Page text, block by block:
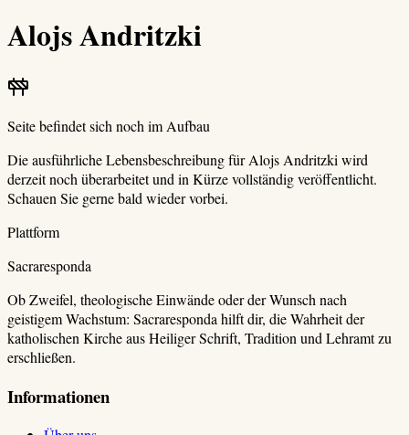
Alojs Andritzki
Seite befindet sich noch im Aufbau
Die ausführliche Lebensbeschreibung fürAlojs Andritzki wird
derzeit noch überarbeitet und in Kürze vollständig veröffentlicht.
Schauen Sie gerne bald wieder vorbei.
Plattform
Sacraresponda
Ob Zweifel, theologische Einwände oder der Wunsch nach
geistigem Wachstum: Sacraresponda hilft dir, die Wahrheit der
katholischen Kirche aus Heiliger Schrift, Tradition und Lehramt zu
erschließen.
Informationen